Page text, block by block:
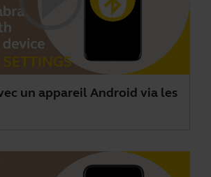
un appareil Android via les